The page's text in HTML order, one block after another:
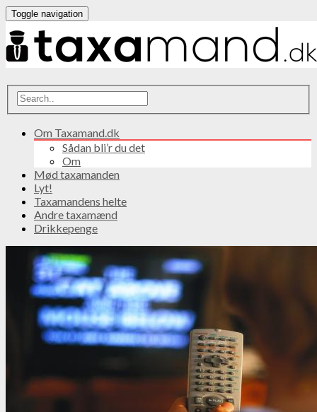
Toggle navigation
Om Taxamand.dk
Sådan bli’r du det
Om
Mød taxamanden
Lyt!
Taxamandens helte
Andre taxamænd
Drikkepenge